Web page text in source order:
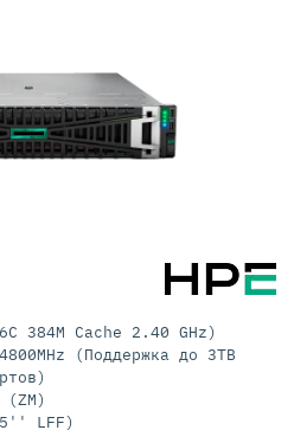
384M Cache 2.40 GHz)
(Поддержка до 3TB
(ZM)
LFF)